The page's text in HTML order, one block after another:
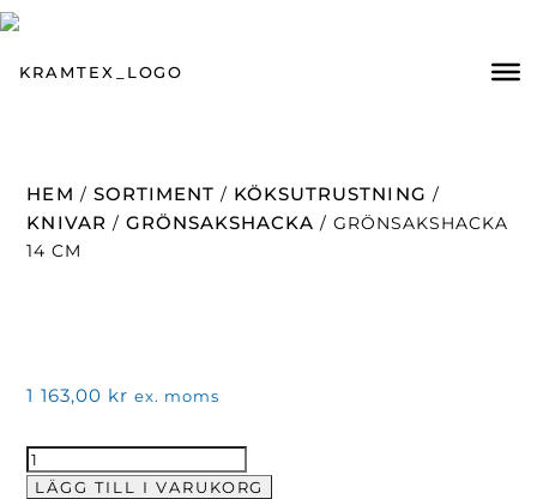
HEM / SORTIMENT / KÖKSUTRUSTNING /
KNIVAR / GRÖNSAKSHACKA / GRÖNSAKSHACKA
14 CM
1 163,00 kr ex. moms
Grönsakshacka
14LÄGG TILL I VARUKORG